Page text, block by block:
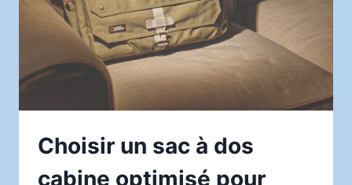
Choisir un sac à dos
cabine optimisé pour